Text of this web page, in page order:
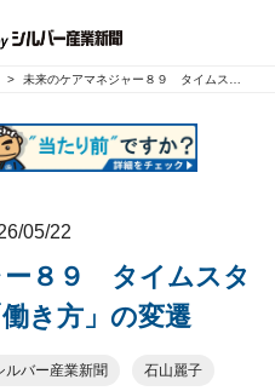
未来のケアマネジャー８９ タイムスタディ調査から見る「働き方」の変遷
05/22
ー８９ タイムスタ
き方」の変遷
ルバー産業新聞 石山麗子